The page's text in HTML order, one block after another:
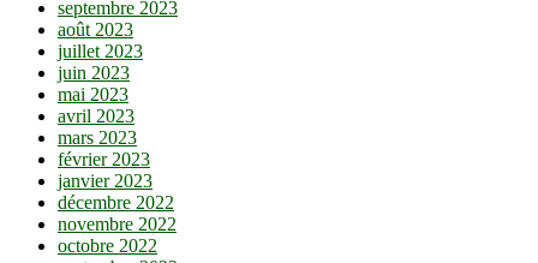
septembre 2023
août 2023
juillet 2023
juin 2023
mai 2023
avril 2023
mars 2023
février 2023
janvier 2023
décembre 2022
novembre 2022
octobre 2022